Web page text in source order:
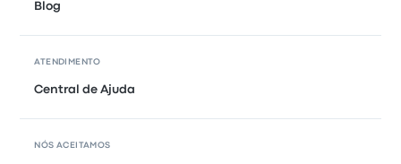
Blog
ATENDIMENTO
Central de Ajuda
NÓS ACEITAMOS